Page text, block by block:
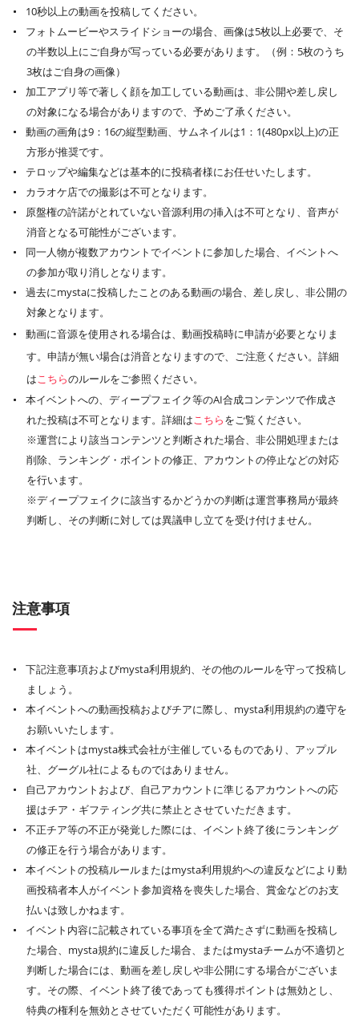
10秒以上の動画を投稿してください。
フォトムービーやスライドショーの場合、画像は5枚以上必要で、そ
の半数以上にご自身が写っている必要があります。（例：5枚のうち
3枚はご自身の画像）
加工アプリ等で著しく顔を加工している動画は、非公開や差し戻し
の対象になる場合がありますので、予めご了承ください。
動画の画角は9：16の縦型動画、サムネイルは1：1(480px以上)の正
方形が推奨です。
テロップや編集などは基本的に投稿者様にお任せいたします。
カラオケ店での撮影は不可となります。
原盤権の許諾がとれていない音源利用の挿入は不可となり、音声が
消音となる可能性がございます。
同一人物が複数アカウントでイベントに参加した場合、イベントへ
の参加が取り消しとなります。
過去にmystaに投稿したことのある動画の場合、差し戻し、非公開の
対象となります。
動画に音源を使用される場合は、動画投稿時に申請が必要となりま
す。申請が無い場合は消音となりますので、ご注意ください。詳細
はこちらのルールをご参照ください。
本イベントへの、ディープフェイク等のAI合成コンテンツで作成さ
れた投稿は不可となります。詳細はこちらをご覧ください。
※運営により該当コンテンツと判断された場合、非公開処理または
削除、ランキング・ポイントの修正、アカウントの停止などの対応
を行います。
※ディープフェイクに該当するかどうかの判断は運営事務局が最終
判断し、その判断に対しては異議申し立てを受け付けません。
注意事項
下記注意事項およびmysta利用規約、その他のルールを守って投稿し
ましょう。
本イベントへの動画投稿およびチアに際し、mysta利用規約の遵守を
お願いいたします。
本イベントはmysta株式会社が主催しているものであり、アップル
社、グーグル社によるものではありません。
自己アカウントおよび、自己アカウントに準じるアカウントへの応
援はチア・ギフティング共に禁止とさせていただきます。
不正チア等の不正が発覚した際には、イベント終了後にランキング
の修正を行う場合があります。
本イベントの投稿ルールまたはmysta利用規約への違反などにより動
画投稿者本人がイベント参加資格を喪失した場合、賞金などのお支
払いは致しかねます。
イベント内容に記載されている事項を全て満たさずに動画を投稿し
た場合、mysta規約に違反した場合、またはmystaチームが不適切と
判断した場合には、動画を差し戻しや非公開にする場合がございま
す。その際、イベント終了後であっても獲得ポイントは無効とし、
特典の権利を無効とさせていただく可能性があります。